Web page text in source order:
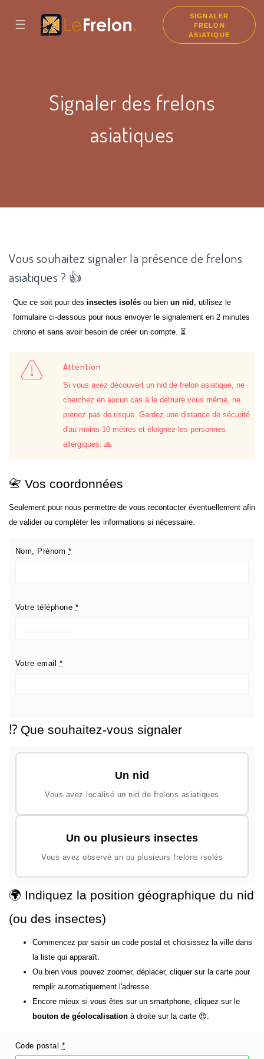
☰
SIGNALER
FRELON
ASIATIQUE
Signaler des frelons
asiatiques
Vous souhaitez signaler la présence de frelons
asiatiques ? 👍
Que ce soit pour desinsectes isolés ou bienun nid , utilisez le
formulaire ci-dessous pour nous envoyer le signalement en 2 minutes
chrono et sans avoir besoin de créer un compte. ⏳
Attention
Si vous avez découvert un nid de frelon asiatique, ne
cherchez en aucun cas à le détruire vous même, ne
prenez pas de risque. Gardez une distance de sécurité
d'au moins 10 mètres et éloignez les personnes
allergiques. 🙏
📇 Vos coordonnées
Seulement pour nous permettre de vous recontacter éventuellement afin
de valider ou compléter les informations si nécessaire.
Nom, Prénom *
Votre téléphone *
Votre email *
⁉️ Que souhaitez-vous signaler
Un nid
Vous avez localisé un nid de frelons asiatiques
Un ou plusieurs insectes
Vous avez observé un ou plusieurs frelons isolés
🌍 Indiquez la position géographique du nid
(ou des insectes)
Commencez par saisir un code postal et choisissez la ville dans
la liste qui apparaît.
Ou bien vous pouvez zoomer, déplacer, cliquer sur la carte pour
remplir automatiquement l'adresse.
Encore mieux si vous êtes sur un smartphone, cliquez sur le
bouton de géolocalisation à droite sur la carte 😍.
Code postal *